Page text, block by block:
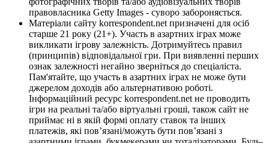
правовласника Getty Images - суворо забороняється.
Матеріали сайту korrespondent.net призначені для осіб
старше 21 року (21+). Участь в азартних іграх може
викликати ігрову залежність. Дотримуйтесь правил
(принципів) відповідальної гри. При виявленні перших
ознак залежності негайно зверніться до спеціаліста.
Пам'ятайте, що участь в азартних іграх не може бути
джерелом доходів або альтернативою роботі.
Інформаційний ресурс korrespondent.net не проводить
ігри на реальні та/або віртуальні гроші, також сайт не
приймає ні в якій формі оплату ставок та інших
платежів, які пов’язані/можуть бути пов’язані з